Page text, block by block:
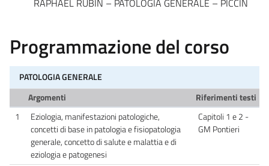
RAPHAEL RUBIN – PATOLOGIA GENERALE – PICCIN
Programmazione del corso
PATOLOGIA GENERALE
Argomenti
Riferimenti testi
1
Eziologia, manifestazioni patologiche,
concetti di base in patologia e fisiopatologia
generale, concetto di salute e malattia e di
eziologia e patogenesi
Capitoli 1 e 2 -
GM Pontieri